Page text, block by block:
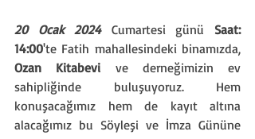
20 Ocak 2024 Cumartesi günü Saat:
14:00
Ozan Kitabevi ve derneğimizin ev
sahipliğinde buluşuyoruz. Hem
konuşacağımız hem de kayıt altına
alacağımız bu Söyleşi ve İmza Gününe